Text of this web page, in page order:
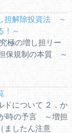
担解除投資法 ～
！～
極の増し担リー
保規制の本質 ～
ドについて ２．か
時の予言 ～増担
ましたん注意